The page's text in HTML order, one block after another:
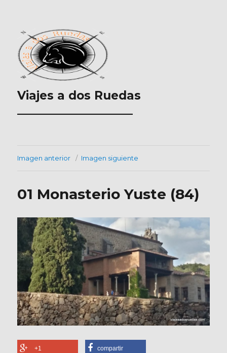
Viajes a dos Ruedas
___________________
Imagen anterior Imagen siguiente
01 Monasterio Yuste (84)
+1 compartir